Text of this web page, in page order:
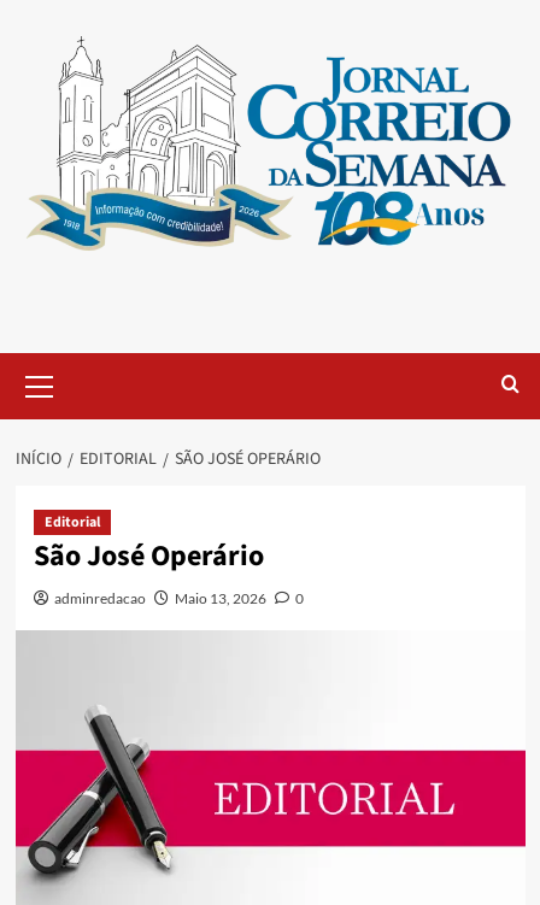
INÍCIO EDITORIAL SÃO JOSÉ OPERÁRIO
Editorial
São José Operário
adminredacao Maio 13, 2026 0